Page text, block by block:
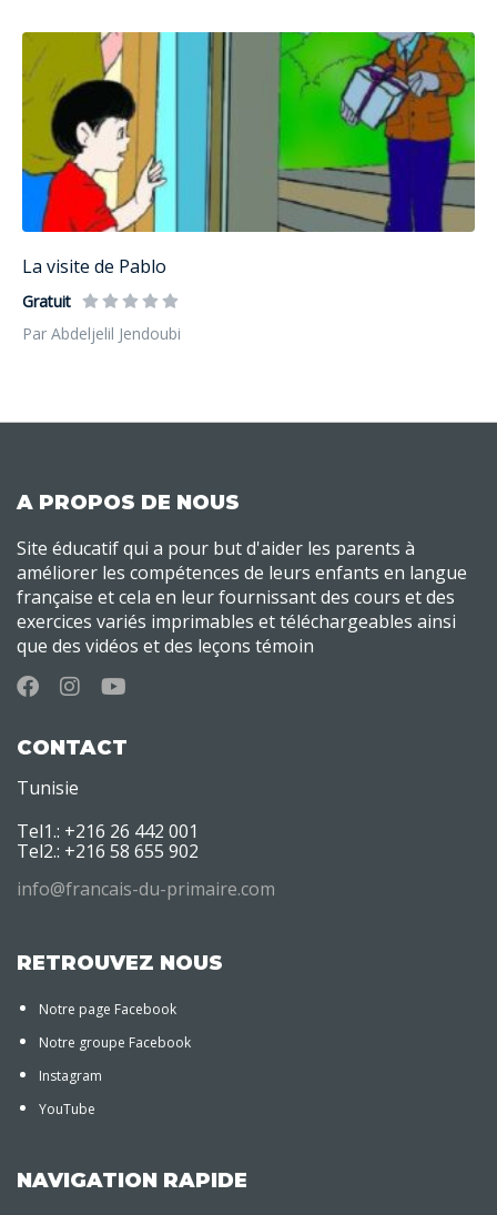
La visite de Pablo
Gratuit
Par Abdeljelil Jendoubi
A PROPOS DE NOUS
Site éducatif qui a pour but d'aider les parents à
améliorer les compétences de leurs enfants en langue
française et cela en leur fournissant des cours et des
exercices variés imprimables et téléchargeables ainsi
que des vidéos et des leçons témoin
CONTACT
Tunisie
Tel1.: +216 26 442 001
Tel2.: +216 58 655 902
info@francais-du-primaire.com
RETROUVEZ NOUS
Notre page Facebook
Notre groupe Facebook
Instagram
YouTube
NAVIGATION RAPIDE